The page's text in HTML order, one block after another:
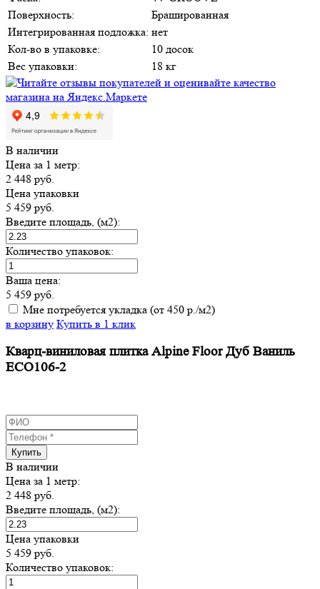
Поверхность:
Брашированная
Интегрированная подложка: нет
Кол-во в упаковке:
10 досок
Вес упаковки:
18 кг
В наличии
Цена за 1 метр:
2 448 руб.
Цена упаковки
5 459 руб.
Введите площадь, (м2):
Количество упаковок:
Ваша цена:
5 459 руб.
Мне потребуется укладка (от 450 р./м2)
в корзину Купить в 1 клик
Кварц-виниловая плитка Alpine Floor Дуб Ваниль
ЕСО106-2
Купить
В наличии
Цена за 1 метр:
2 448 руб.
Введите площадь, (м2):
Цена упаковки
5 459 руб.
Количество упаковок: